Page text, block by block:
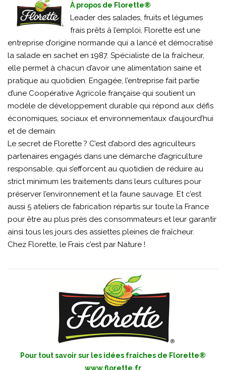
À propos de Florette®
Leader des salades, fruits et légumes
frais prêts à l’emploi, Florette est une
entreprise d’origine normande qui a lancé et démocratisé
la salade en sachet en 1987. Spécialiste de la fraîcheur,
elle permet à chacun d’avoir une alimentation saine et
pratique au quotidien. Engagée, l’entreprise fait partie
d’une Coopérative Agricole française qui soutient un
modèle de développement durable qui répond aux défis
économiques, sociaux et environnementaux d’aujourd’hui
et de demain.
Le secret de Florette ? C’est d’abord des agriculteurs
partenaires engagés dans une démarche d’agriculture
responsable, qui s’efforcent au quotidien de réduire au
strict minimum les traitements dans leurs cultures pour
préserver l’environnement et la faune sauvage. Et c’est
aussi 5 ateliers de fabrication répartis sur toute la France
pour être au plus près des consommateurs et leur garantir
ainsi tous les jours des assiettes pleines de fraîcheur.
Chez Florette, le Frais c’est par Nature !
Pour tout savoir sur les idées fraîches de Florette®
www.florette.fr